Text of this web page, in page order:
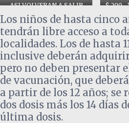
ASI VOLVERAN A SALIR
LOS HINCHAS DE
NACIONAL RUMBO AL
CDS
$ 200.-
Los niños de hasta cinco
tendrán libre acceso a
localidades. Los de hasta
inclusive deberán
pero no deben presentar
de vacunación, que
a partir de los 12 años; se
dos dosis más los 14 días
última dosis.